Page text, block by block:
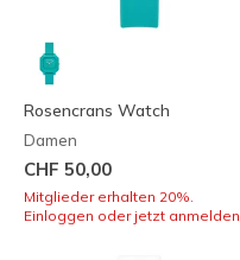
Rosencrans Watch
Damen
CHF 50,00
Mitglieder erhalten 20%.
Einloggen oder jetzt anmelden.